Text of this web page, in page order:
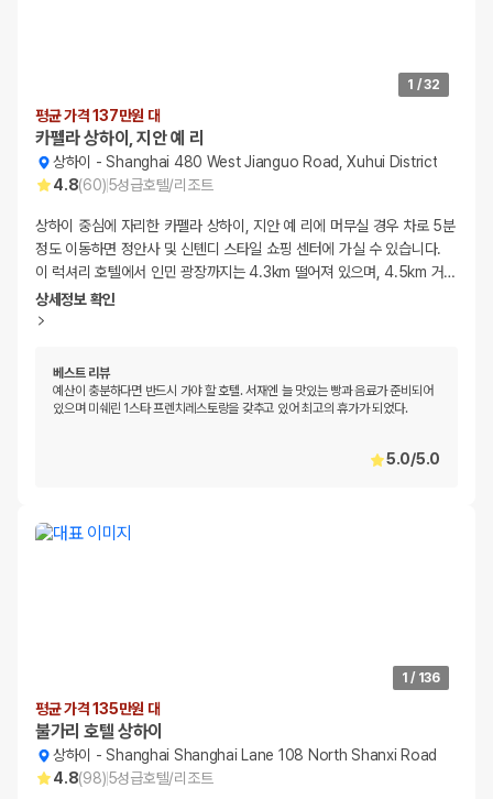
1 /32
평균 가격 137만원 대
카펠라 상하이, 지안 예 리
상하이 - Shanghai 480 West Jianguo Road, Xuhui District
4.8(60)5성급호텔/리조트
상하이 중심에 자리한 카펠라 상하이, 지안 예 리에 머무실 경우 차로 5분
정도 이동하면 정안사 및 신톈디 스타일 쇼핑 센터에 가실 수 있습니다.
이 럭셔리 호텔에서 인민 광장까지는 4.3km 떨어져 있으며, 4.5km 거…
상세정보 확인
베스트 리뷰
예산이 충분하다면 반드시 가야 할 호텔. 서재엔 늘 맛있는 빵과 음료가 준비되어
있으며 미쉐린 1스타 프렌치레스토랑을 갖추고 있어 최고의 휴가가 되었다.
5.0/5.0
1 / 136
평균 가격 135만원 대
불가리 호텔 상하이
상하이 - Shanghai Shanghai Lane 108 North Shanxi Road
4.8(98)5성급호텔/리조트